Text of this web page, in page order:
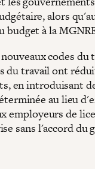
alors
à la
codes du
du travail ont
en introduisant
au lieu
employeurs de
sans l'accord du